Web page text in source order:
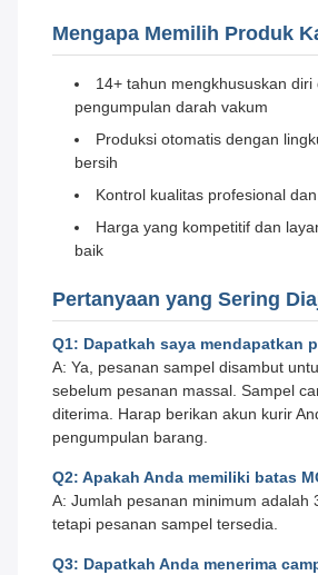
Mengapa Memilih Produk
14+ tahun mengkhususkan diri
pengumpulan darah vakum
Produksi otomatis dengan
bersih
Kontrol kualitas profesional
Harga yang kompetitif dan
baik
Pertanyaan yang Sering
Q1: Dapatkah saya mendapatkan
A: Ya, pesanan sampel disambut
sebelum pesanan massal. Sampel
diterima. Harap berikan akun kurir
pengumpulan barang.
Q2: Apakah Anda memiliki batas
A: Jumlah pesanan minimum adalah
tetapi pesanan sampel tersedia.
Q3: Dapatkah Anda menerima